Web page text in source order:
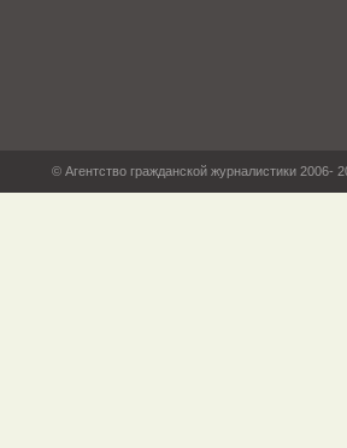
© Агентство гражданской журналистики